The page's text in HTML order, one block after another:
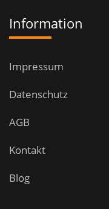
Information
Impressum
Datenschutz
AGB
Kontakt
Blog